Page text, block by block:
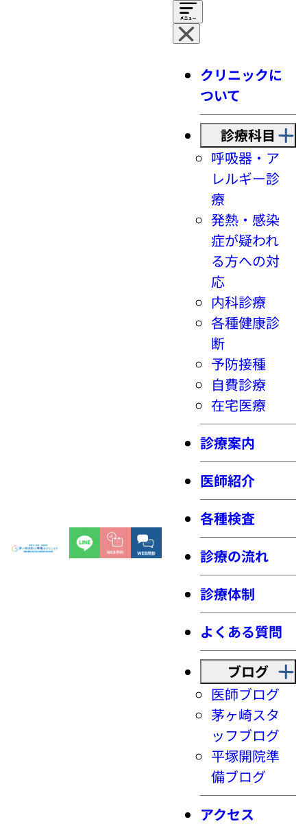
クリニックに
ついて
診療科目
呼吸器・ア
レルギー診
療
発熱・感染
症が疑われ
る方への対
応
内科診療
各種健康診
断
予防接種
自費診療
在宅医療
診療案内
医師紹介
各種検査
診療の流れ
診療体制
よくある質問
ブログ
医師ブログ
茅ヶ崎スタ
ッフブログ
平塚開院準
備ブログ
アクセス